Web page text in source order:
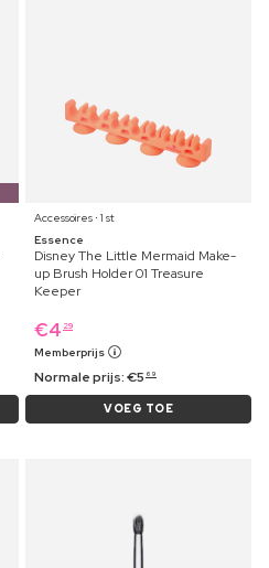
Accessoires ⋅ 1 st
Essence
Disney The Little Mermaid Make-
up Brush Holder 01 Treasure
Keeper
€4 29
Memberprijs
Normale prijs:€5 69
VOEG TOE